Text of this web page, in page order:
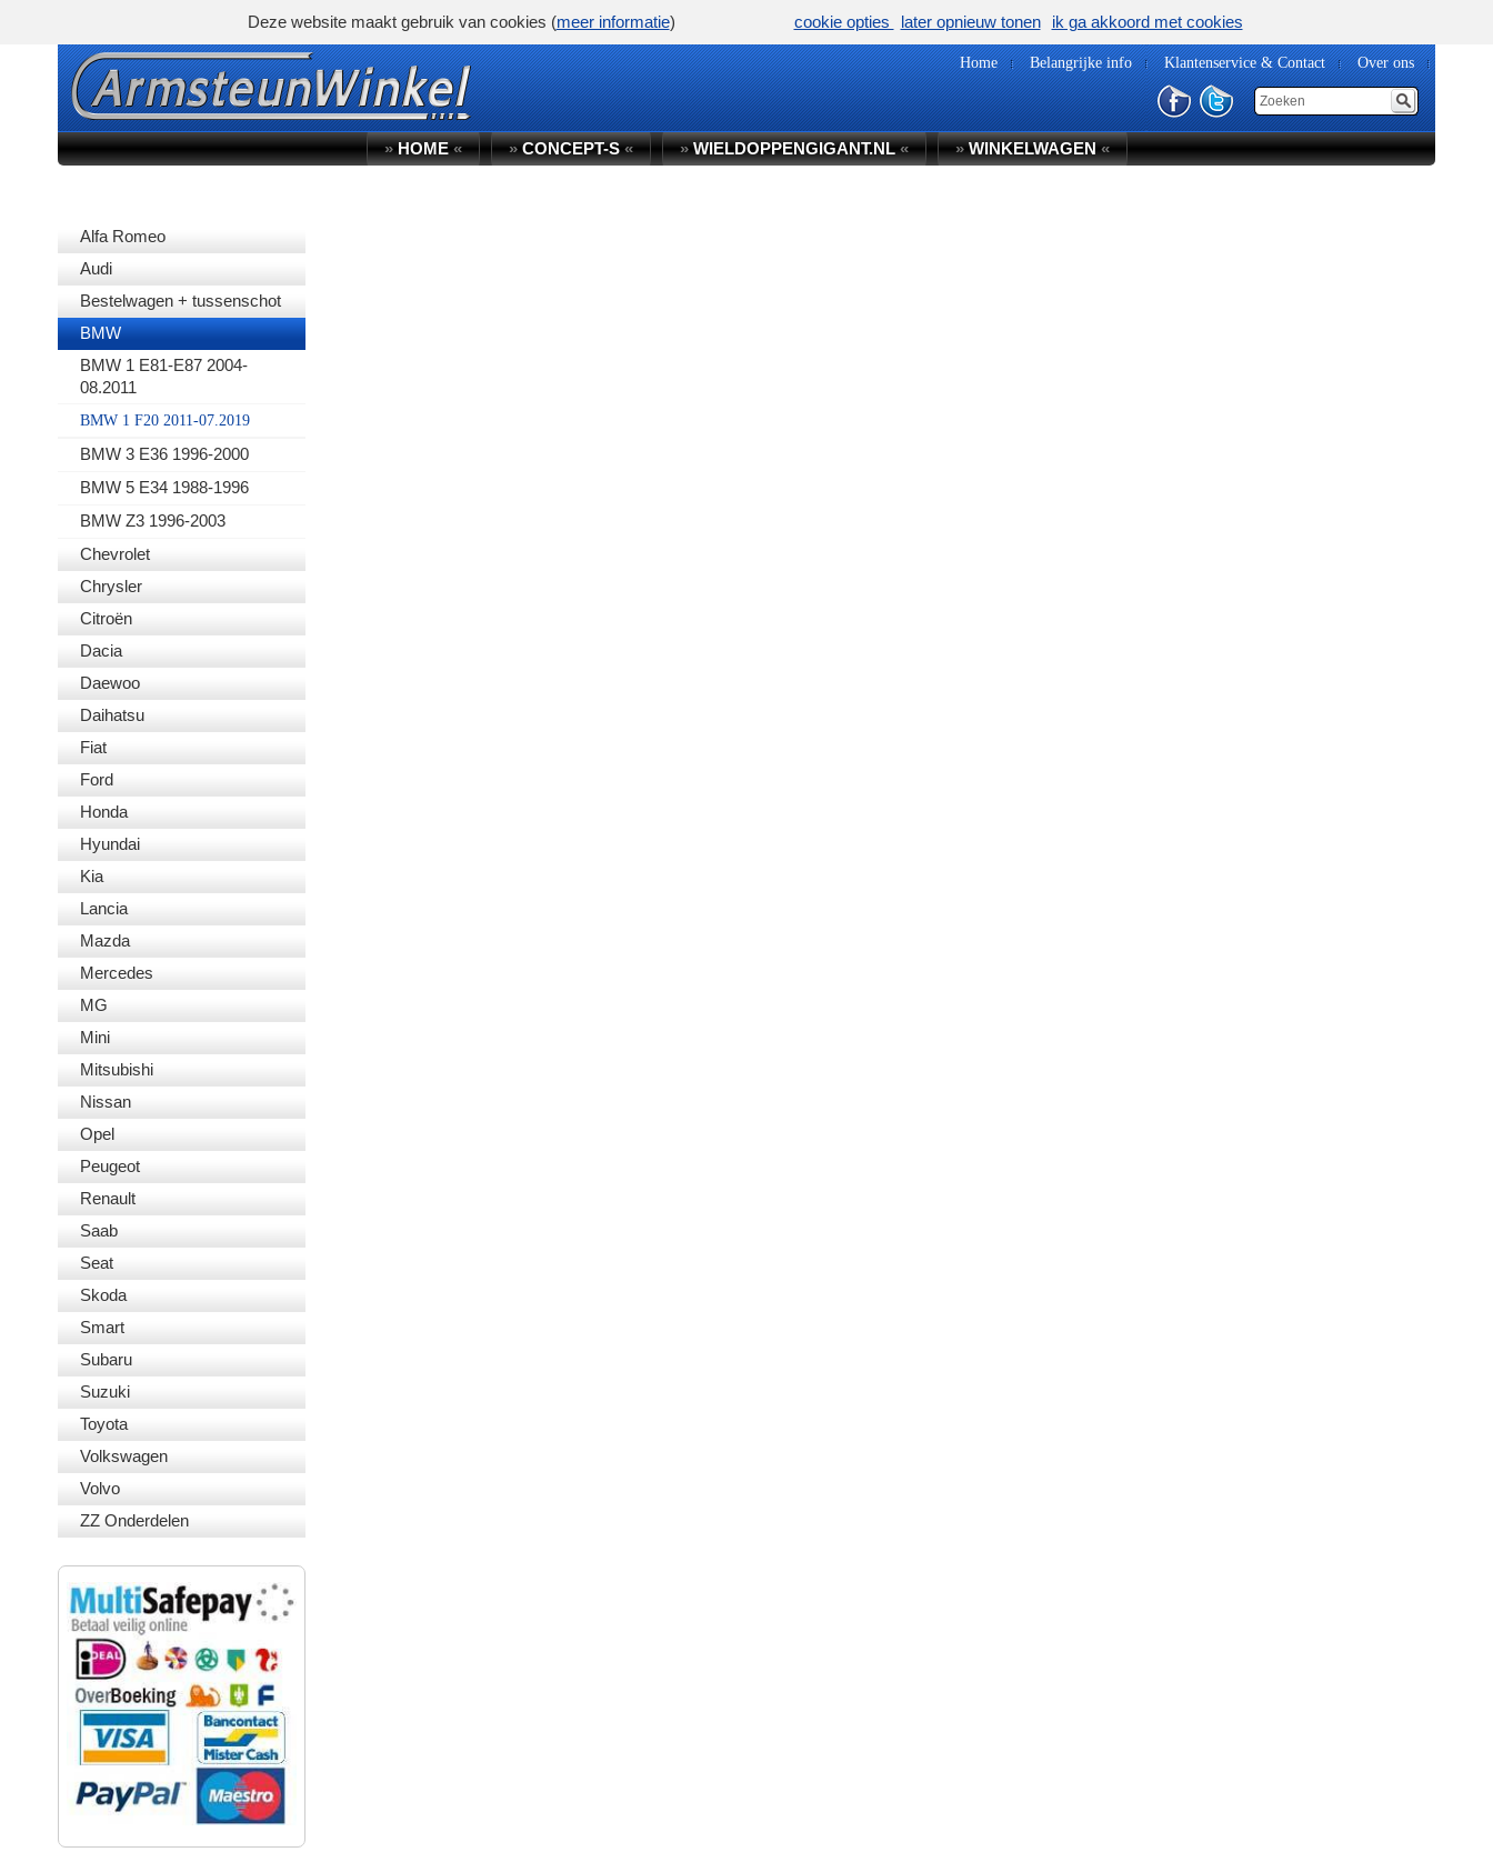
Home Belangrijke info Klantenservice & Contact Over ons
»HOME« »CONCEPT-S« »WIELDOPPENGIGANT.NL« »WINKELWAGEN«
Alfa Romeo
Audi
Bestelwagen + tussenschot
BMW
BMW 1 E81-E87 2004-
08.2011
BMW 1 F20 2011-07.2019
BMW 3 E36 1996-2000
BMW 5 E34 1988-1996
BMW Z3 1996-2003
Chevrolet
Chrysler
Citroën
Dacia
Daewoo
Daihatsu
Fiat
Ford
Honda
Hyundai
Kia
Lancia
Mazda
Mercedes
MG
Mini
Mitsubishi
Nissan
Opel
Peugeot
Renault
Saab
Seat
Skoda
Smart
Subaru
Suzuki
Toyota
Volkswagen
Volvo
ZZ Onderdelen
Deze website maakt gebruik van cookies (meer informatie) cookie opties later opnieuw tonen ik ga akkoord met cookies